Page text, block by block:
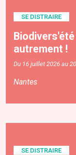
SE DISTRAIRE
autrement !
Du 16 juillet 2026 au
Nantes
SE DISTRAIRE